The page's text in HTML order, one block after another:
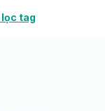
lọc tag